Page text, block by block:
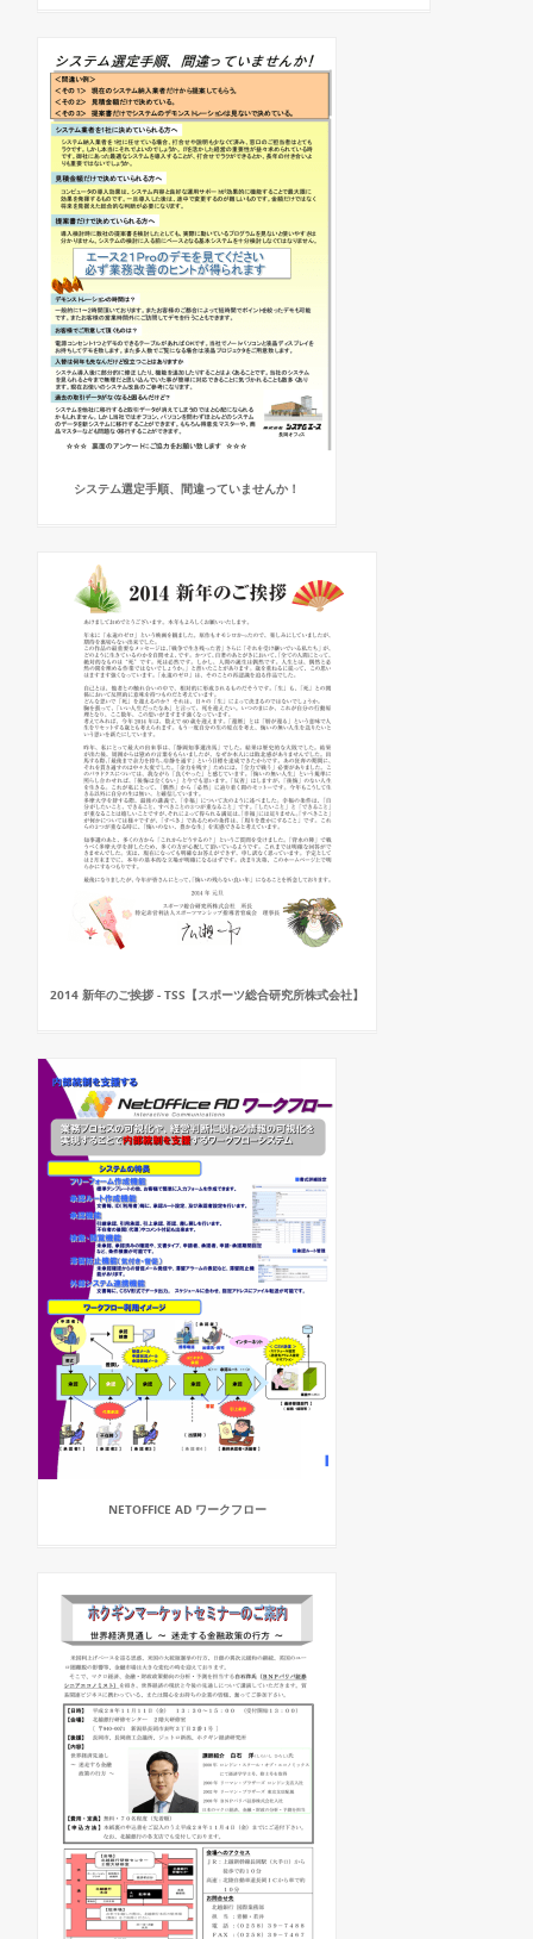
システム選定手順、間違っていませんか！
2014 新年のご挨拶 - TSS【スポーツ総合研究所株式会社】
NETOFFICE AD ワークフロー